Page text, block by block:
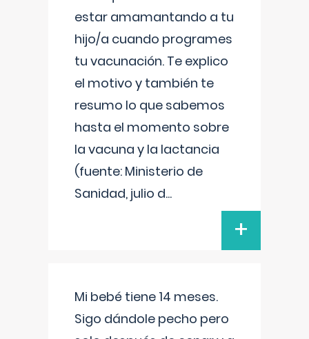
estar amamantando a tu
hijo/a cuando programes
tu vacunación. Te explico
el motivo y también te
resumo lo que sabemos
hasta el momento sobre
la vacuna y la lactancia
(fuente: Ministerio de
Sanidad, julio d...
+
Mi bebé tiene 14 meses.
Sigo dándole pecho pero